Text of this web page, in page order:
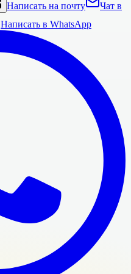
Написать на почту
Чат в
Написать в WhatsApp